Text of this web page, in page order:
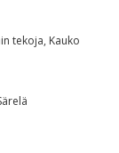
tekoja, Kauko